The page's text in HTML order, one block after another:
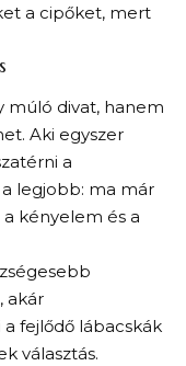
a cipőket, mert
múló divat, hanem
Aki egyszer
a
legjobb: ma már
kényelem és a
akár
fejlődő lábacskák
választás.